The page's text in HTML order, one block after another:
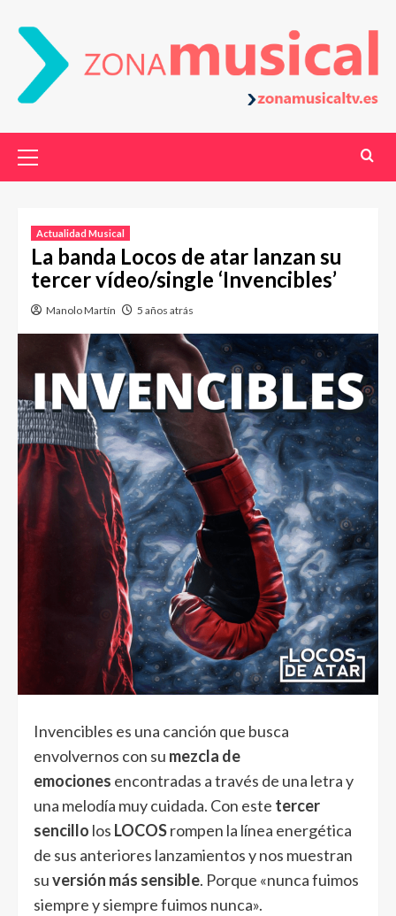
Actualidad Musical
La banda Locos de atar lanzan su
tercer vídeo/single ‘Invencibles’
Manolo Martín 5 años atrás
Invencibles es una canción que busca
envolvernos con su mezcla de
emociones encontradas a través de una letra y
una melodía muy cuidada. Con este tercer
sencillo los LOCOSrompen la línea energética
de sus anteriores lanzamientos y nos muestran
suversión más sensible. Porque «nunca fuimos
siempre y siempre fuimos nunca».